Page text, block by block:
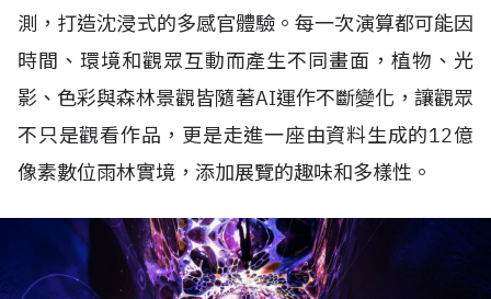
測，打造沈浸式的多感官體驗。每一次演算都可能因
時間、環境和觀眾互動而產生不同畫面，植物、光
影、色彩與森林景觀皆隨著AI運作不斷變化，讓觀眾
不只是觀看作品，更是走進一座由資料生成的12億
像素數位雨林實境，添加展覽的趣味和多樣性。